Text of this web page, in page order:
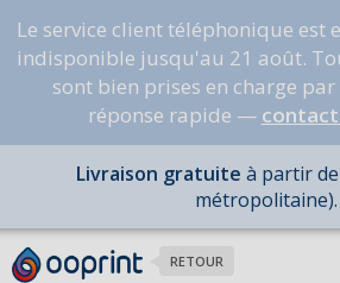
Le service client téléphonique est
indisponible jusqu'au 21 août.
sont bien prises en charge
réponse rapide —
Livraison gratuite à partir
métropolitaine).
RETOUR